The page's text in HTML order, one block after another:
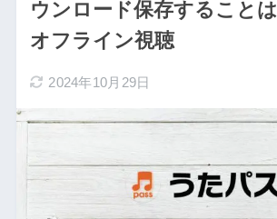
ウンロード保存することは
オフライン視聴
2024年10月29日